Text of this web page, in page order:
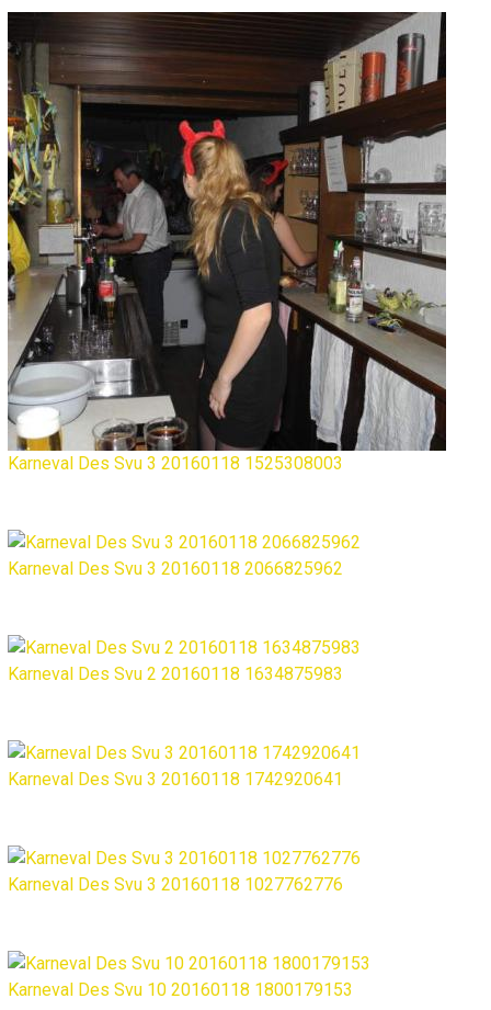
Karneval Des Svu 3 20160118 1525308003
Karneval Des Svu 3 20160118 2066825962
Karneval Des Svu 2 20160118 1634875983
Karneval Des Svu 3 20160118 1742920641
Karneval Des Svu 3 20160118 1027762776
Karneval Des Svu 10 20160118 1800179153